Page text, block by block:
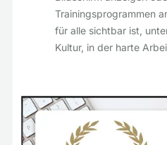
Trainingsprogrammen
für alle sichtbar ist,
Kultur, in der harte